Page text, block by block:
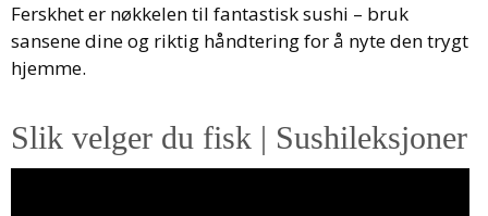
Ferskhet er nøkkelen til fantastisk sushi – bruk
sansene dine og riktig håndtering for å nyte den trygt
hjemme.
Slik velger du fisk | Sushileksjoner